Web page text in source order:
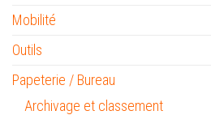
Mobilité
Outils
Papeterie / Bureau
Archivage et classement